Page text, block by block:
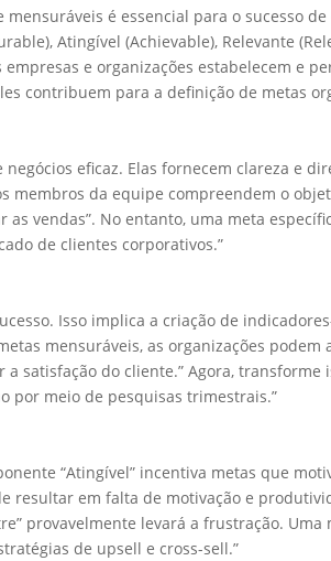
é essencial para o sucesso
Atingível (Achievable), Relevante
e organizações estabelecem e
contribuem para a definição de metas
eficaz. Elas fornecem clareza e
membros da equipe compreendem o
vendas”. No entanto, uma meta
de clientes corporativos.”
Isso implica a criação de
mensuráveis, as organizações
satisfação do cliente.” Agora,
por meio de pesquisas trimestrais.”
“Atingível” incentiva metas que
resultar em falta de motivação e
provavelmente levará a frustração.
de upsell e cross-sell.”